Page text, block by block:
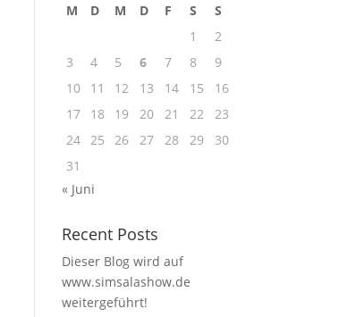
M D M D F S
S
1
2
3
4 5 6 7 8
9
10
11 12 13 14 15
16
17
18 19 20 21 22
23
24 25 26 27 28 29
30
31
« Juni
Recent Posts
Dieser Blog wird auf
www.simsalashow.de
weitergeführt!